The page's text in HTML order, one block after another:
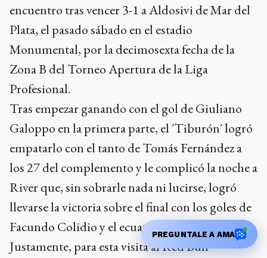
encuentro tras vencer 3-1 a Aldosivi de Mar del
Plata, el pasado sábado en el estadio
Monumental, por la decimosexta fecha de la
Zona B del Torneo Apertura de la Liga
Profesional.
Tras empezar ganando con el gol de Giuliano
Galoppo en la primera parte, el ´Tiburón´ logró
empatarlo con el tanto de Tomás Fernández a
los 27 del complemento y le complicó la noche a
River que, sin sobrarle nada ni lucirse, logró
llevarse la victoria sobre el final con los goles de
Facundo Colidio y el ecuatoriano Kendry Páez.
Justamente, para esta visita al Red Bull
PREGUNTALE A AMA